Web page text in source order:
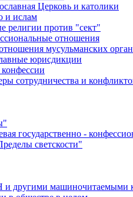
Церковь и католики
и ислам
религии против "сект"
отношения
мусульманских
юрисдикции
сотрудничества и
государственно -
светскости"
и другими машиночитаемыми